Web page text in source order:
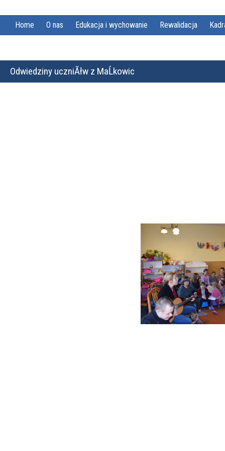
Home O nas Edukacja i wychowanie Rewalidacja
Odwiedziny uczniĂłw z MaĹkowic